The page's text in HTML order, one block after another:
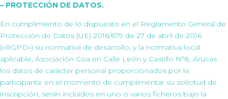
– PROTECCIÓN DE DATOS.
En cumplimiento de lo dispuesto en el Reglamento General de
Protección de Datos (UE) 2016/679 de 27 de abril de 2016
(«RGPD») su normativa de desarrollo, y la normativa local
aplicable, Asociación Coa en Calle León y Castillo Nº8, Arucas
los datos de carácter personal proporcionados por la
participante en el momento de cumplimentar su solicitud de
inscripción, serán incluidos en uno o varios ficheros bajo la